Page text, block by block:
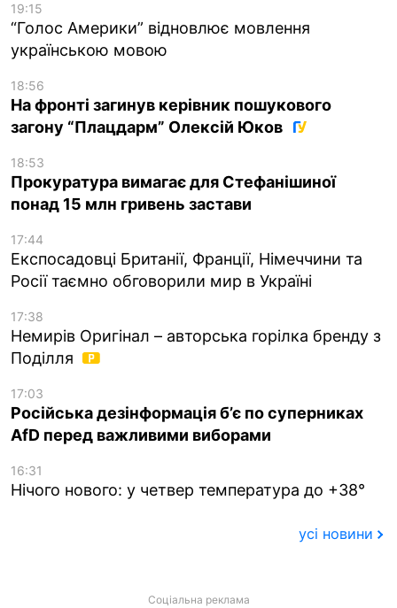
19:15
“Голос Америки” відновлює мовлення
українською мовою
18:56
На фронті загинув керівник пошукового
загону “Плацдарм” Олексій Юков
18:53
Прокуратура вимагає для Стефанішиної
понад 15 млн гривень застави
17:44
Експосадовці Британії, Франції, Німеччини та
Росії таємно обговорили мир в Україні
17:38
Немирів Оригінал – авторська горілка бренду з
Поділля
17:03
Російська дезінформація б’є по суперниках
AfD перед важливими виборами
16:31
Нічого нового: у четвер температура до +38°
усі новини
Соціальна реклама